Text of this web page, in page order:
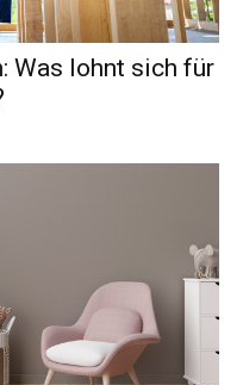
Was lohnt sich für